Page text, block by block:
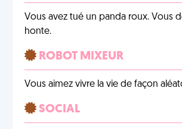
Vous avez tué un panda roux. Vous
honte.
ROBOT MIXEUR
Vous aimez vivre la vie de façon
SOCIAL